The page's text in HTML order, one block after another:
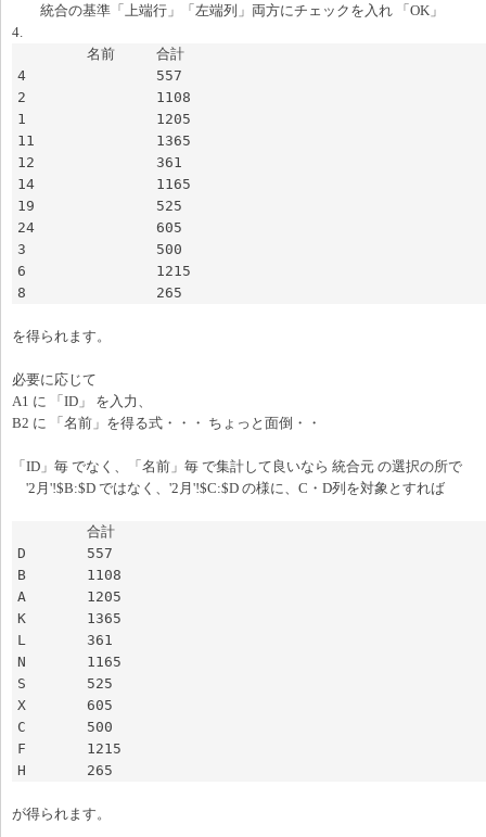
統合の基準「上端行」「左端列」両方にチェックを入れ 「OK」
4.
4		557
2		1108
1		1205
11		1365
12		361
14		1165
19		525
24		605
3		500
6		1215
8		265
を得られます。
必要に応じて
A1 に 「ID」 を入力、
B2 に 「名前」を得る式・・・ ちょっと面倒・・
「ID」毎 でなく、「名前」毎 で集計して良いなら 統合元 の選択の所で
'2月'!$B:$D ではなく、'2月'!$C:$D の様に、C・D列を対象とすれば
D	557
B	1108
A	1205
K	1365
L	361
N	1165
S	525
X	605
C	500
F	1215
が得られます。